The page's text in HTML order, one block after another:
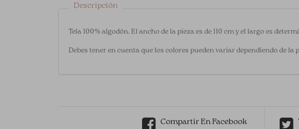
Descripción
Tela 100% algodón. El ancho de la pieza es de 110 cm y el largo es
Debes tener en cuenta que los colores pueden variar dependiendo de
Compartir En Facebook